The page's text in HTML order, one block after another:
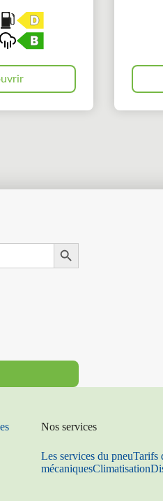
Search Button
Nos services
Les services du pneuTarifs
mécaniquesClimatisation